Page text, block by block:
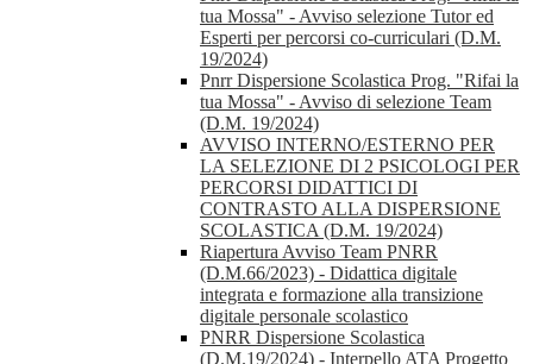
tua Mossa" - Avviso selezione Tutor ed
Esperti per percorsi co-curriculari (D.M.
19/2024)
Pnrr Dispersione Scolastica Prog. "Rifai la
tua Mossa" - Avviso di selezione Team
(D.M. 19/2024)
AVVISO INTERNO/ESTERNO PER
LA SELEZIONE DI 2 PSICOLOGI PER
PERCORSI DIDATTICI DI
CONTRASTO ALLA DISPERSIONE
SCOLASTICA (D.M. 19/2024)
Riapertura Avviso Team PNRR
(D.M.66/2023) - Didattica digitale
integrata e formazione alla transizione
digitale personale scolastico
PNRR Dispersione Scolastica
(D.M.19/2024) - Interpello ATA Progetto